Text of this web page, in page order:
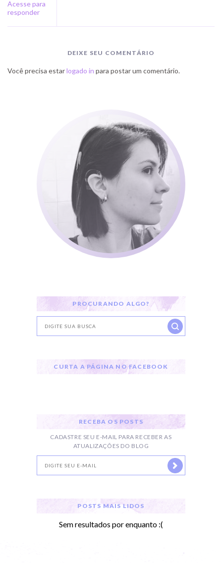
Acesse para
responder
DEIXE SEU COMENTÁRIO
Você precisa estarlogado in para postar um comentário.
PROCURANDO ALGO?
CURTA A PÁGINA NO FACEBOOK
RECEBA OS POSTS
CADASTRE SEU E-MAIL PARA RECEBER AS
ATUALIZAÇÕES DO BLOG
POSTS MAIS LIDOS
Sem resultados por enquanto :(